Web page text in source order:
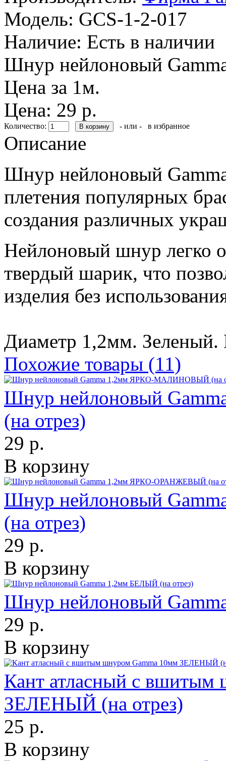
Модель: GCS-1-2-017
Наличие: Есть в наличии
Шнур нейлоновый
Цена за 1м.
Цена: 29 р.
Количество: - или - в избранное
Описание
Шнур нейлоновый
плетения популярных
создания различных
Нейлоновый шнур легко
твердый шарик, что
изделия без
Диаметр 1,2мм. Зеленый.
Похожие товары (11)
Шнур нейлоновый
(на отрез)
29 р.
В корзину
Шнур нейлоновый
(на отрез)
29 р.
В корзину
Шнур нейлоновый
29 р.
В корзину
Кант атласный с
ЗЕЛЕНЫЙ (на отрез)
25 р.
В корзину